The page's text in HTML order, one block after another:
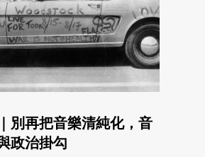
別再把音樂清純化，音
政治掛勾